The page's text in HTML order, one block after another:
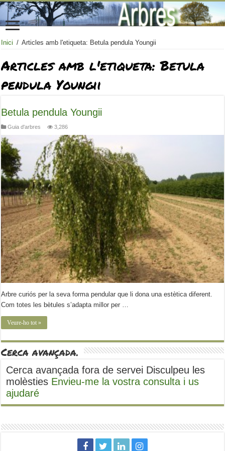
Inici / Articles amb l'etiqueta: Betula pendula Youngii
Articles amb l'etiqueta:Betula
pendula Youngii
Betula pendula Youngii
Guia d'arbres 3,286
Arbre curiós per la seva forma pendular que li dona una estètica diferent.
Com totes les bètules s’adapta millor per …
Veure-ho tot »
Cerca avançada.
Cerca avançada fora de servei Disculpeu les
molèsties Envieu-me la vostra consulta i us
ajudaré